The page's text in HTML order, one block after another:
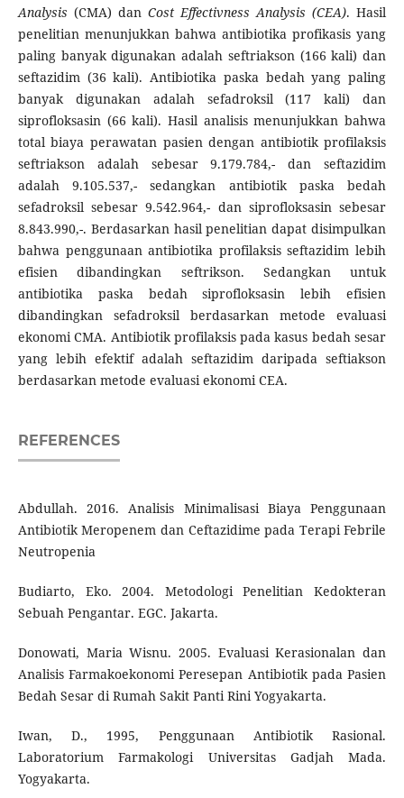
Analysis (CMA) dan Cost Effectivness Analysis (CEA). Hasil
penelitian menunjukkan bahwa antibiotika profikasis yang
paling banyak digunakan adalah seftriakson (166 kali) dan
seftazidim (36 kali). Antibiotika paska bedah yang paling
banyak digunakan adalah sefadroksil (117 kali) dan
siprofloksasin (66 kali). Hasil analisis menunjukkan bahwa
total biaya perawatan pasien dengan antibiotik profilaksis
seftriakson adalah sebesar 9.179.784,- dan seftazidim
adalah 9.105.537,- sedangkan antibiotik paska bedah
sefadroksil sebesar 9.542.964,- dan siprofloksasin sebesar
8.843.990,-. Berdasarkan hasil penelitian dapat disimpulkan
bahwa penggunaan antibiotika profilaksis seftazidim lebih
efisien dibandingkan seftrikson. Sedangkan untuk
antibiotika paska bedah siprofloksasin lebih efisien
dibandingkan sefadroksil berdasarkan metode evaluasi
ekonomi CMA. Antibiotik profilaksis pada kasus bedah sesar
yang lebih efektif adalah seftazidim daripada seftiakson
berdasarkan metode evaluasi ekonomi CEA.
REFERENCES
Abdullah. 2016. Analisis Minimalisasi Biaya Penggunaan
Antibiotik Meropenem dan Ceftazidime pada Terapi Febrile
Neutropenia
Budiarto, Eko. 2004. Metodologi Penelitian Kedokteran
Sebuah Pengantar. EGC. Jakarta.
Donowati, Maria Wisnu. 2005. Evaluasi Kerasionalan dan
Analisis Farmakoekonomi Peresepan Antibiotik pada Pasien
Bedah Sesar di Rumah Sakit Panti Rini Yogyakarta.
Iwan, D., 1995, Penggunaan Antibiotik Rasional.
Laboratorium Farmakologi Universitas Gadjah Mada.
Yogyakarta.